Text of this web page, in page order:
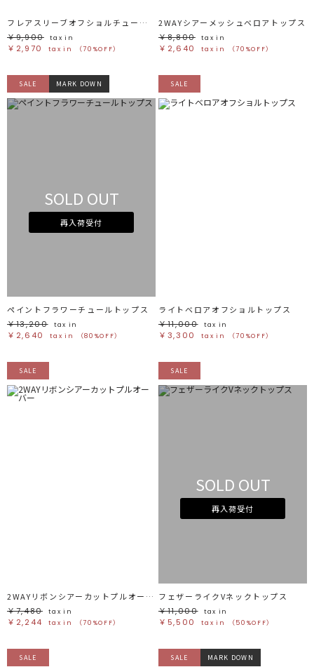
フレアスリーブオフショルチュールトップス
￥9,900
tax in
￥2,970 tax in （70%OFF）
2WAYシアーメッシュベロアトップス
￥8,800
tax in
￥2,640 tax in （70%OFF）
SALE MARK DOWN
SOLD OUT
再入荷受付
ペイントフラワーチュールトップス
￥13,200
tax in
￥2,640 tax in （80%OFF）
SALE
ライトベロアオフショルトップス
￥11,000
tax in
￥3,300 tax in （70%OFF）
SALE
2WAYリボンシアーカットプルオーバー
￥7,480
tax in
￥2,244 tax in （70%OFF）
SALE
SOLD OUT
再入荷受付
フェザーライクVネックトップス
￥11,000
tax in
￥5,500 tax in （50%OFF）
SALE SALE MARK DOWN